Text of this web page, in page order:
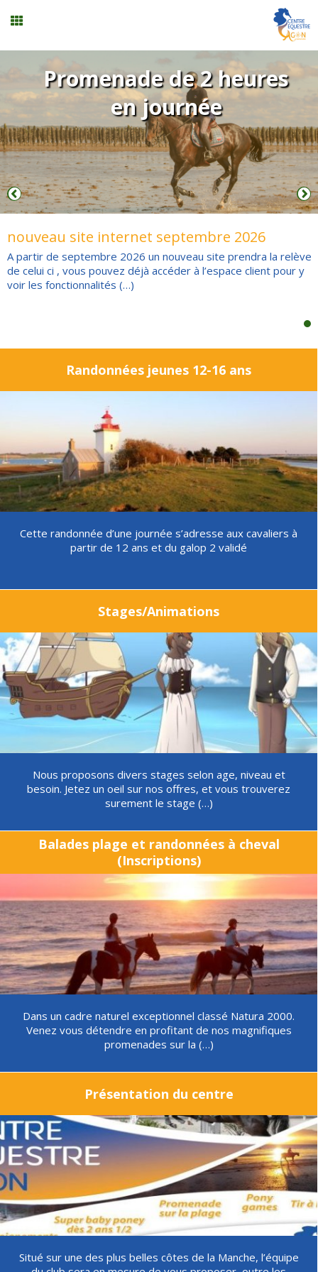
Stages vacances
Planning
Menu
Formation professionnelle
Stages/Animations
Mon compte
Promenade de 2 heures
en journée
nouveau site internet septembre 2026
A partir de septembre 2026 un nouveau site prendra la relève
de celui ci , vous pouvez déjà accéder à l’espace client pour y
voir les fonctionnalités (…)
Randonnées jeunes 12-16 ans
Cette randonnée d’une journée s’adresse aux cavaliers à
partir de 12 ans et du galop 2 validé
Stages/Animations
Nous proposons divers stages selon age, niveau et
besoin. Jetez un oeil sur nos offres, et vous trouverez
surement le stage (…)
Balades plage et randonnées à cheval
(Inscriptions)
Dans un cadre naturel exceptionnel classé Natura 2000.
Venez vous détendre en profitant de nos magnifiques
promenades sur la (…)
Présentation du centre
Situé sur une des plus belles côtes de la Manche, l’équipe